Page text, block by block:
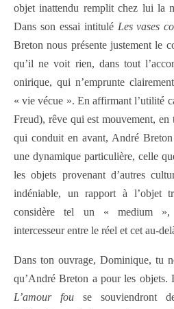
objet inattendu remplit chez lui la
Dans son essai intitulé Les vases
Breton nous présente justement le
qu’il ne voit rien, dans tout
onirique, qui n’emprunte
« vie vécue ». En affirmant l’utilité
Freud), rêve qui est mouvement,
qui conduit en avant, André
une dynamique particulière, celle
les objets provenant d’autres
indéniable, un rapport à l’objet
considère tel un « medium »,
intercesseur entre le réel et cet au-
Dans ton ouvrage, Dominique, tu
qu’André Breton a pour les objets.
L’amour fouse souviendront